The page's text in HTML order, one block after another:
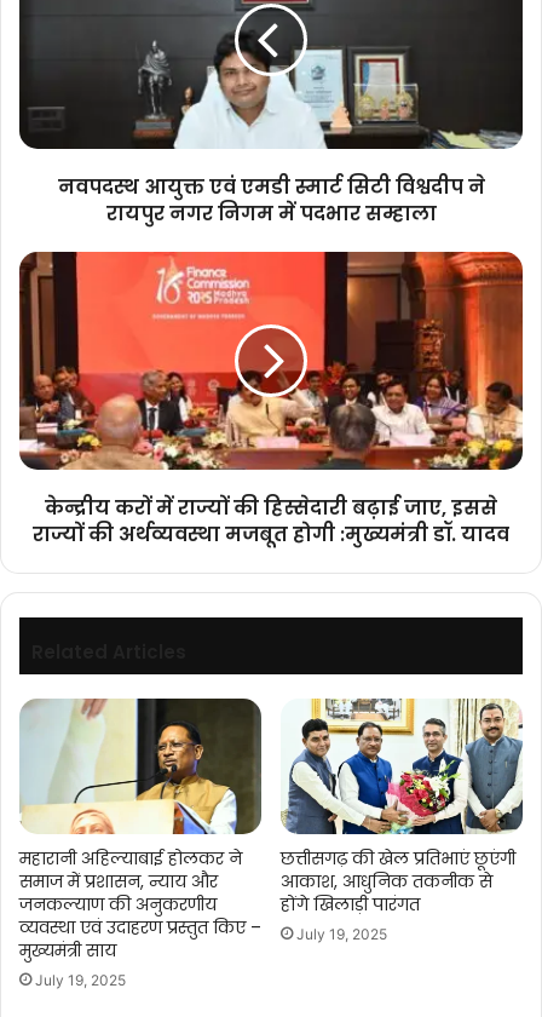
रायपुर
सम्हाला
नवपदस्थ आयुक्त एवं एमडी स्मार्ट सिटी विश्वदीप ने
रायपुर नगर निगम में पदभार सम्हाला
केन्द्रीय
करों
हिस्सेदारी
बढ़ाई
जाए,
इससे
अर्थव्यवस्था
होगी
:मुख्यमंत्री
केन्द्रीय करों में राज्यों की हिस्सेदारी बढ़ाई जाए, इससे
राज्यों की अर्थव्यवस्था मजबूत होगी :मुख्यमंत्री डॉ. यादव
महारानी अहिल्याबाई होलकर ने
समाज में प्रशासन, न्याय और
जनकल्याण की अनुकरणीय
व्यवस्था एवं उदाहरण प्रस्तुत किए –
मुख्यमंत्री साय
July 19, 2025
छत्तीसगढ़ की खेल प्रतिभाएं छूएंगी
आकाश, आधुनिक तकनीक से
होंगे खिलाड़ी पारंगत
July 19, 2025